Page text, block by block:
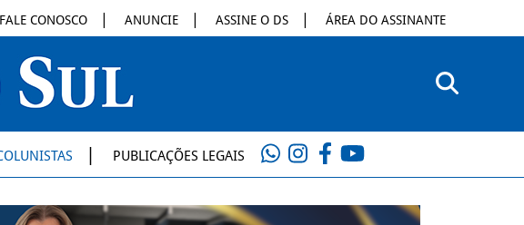
FALE CONOSCO ANUNCIE ASSINE O DS ÁREA DO ASSINANTE
PUBLICAÇÕES LEGAIS